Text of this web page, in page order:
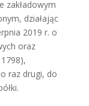
zakładowym
działając
2019 r. o
oraz
raz drugi, do